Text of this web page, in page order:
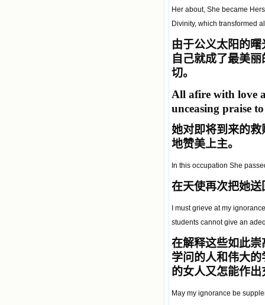
Her about, She became
Divinity, which transformed
由于公义太阳的
自己就成了最美
切。
All afire with love
unceasing praise
她对即将到来的
地赞美上主。
In this occupation She
在天使再次把她
I must grieve at my
students cannot give an
在解释这些如此
学问的人和伟大
的女人又怎能作
May my ignorance be